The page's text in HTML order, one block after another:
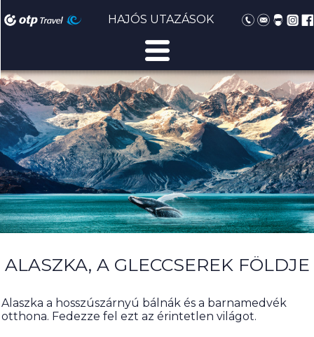
HAJÓS UTAZÁSOK
ALASZKA, A GLECCSEREK FÖLDJE
Alaszka a hosszúszárnyú bálnák és a barnamedvék
otthona. Fedezze fel ezt az érintetlen világot.